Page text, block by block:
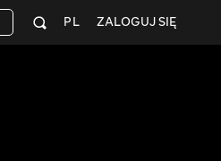
ZALOGUJ SIĘ
PL